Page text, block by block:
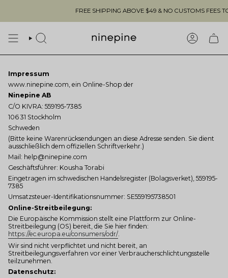
content
FREE SHIPPING ABOVE $49 & NO CUSTOMS FEES
SEARCH
Impressum
www.ninepine.com, ein Online-Shop der
Ninepine AB
C/O KIVRA: 559195-7385
106 31 Stockholm
Schweden
(Bitte keine Warenrücksendungen an diese Adresse senden. Sie dient
ausschließlich dem offiziellen Schriftverkehr.)
Mail: help@ninepine.com
Geschäftsführer: Kousha Torabi
Eingetragen im schwedischen Handelsregister (Bolagsverket), 559195-
7385
Umsatzsteuer-Identifikationsnummer: SE559195738501
Online-Streitbeilegung:
Die Europäische Kommission stellt eine Plattform zur Online-
Streitbeilegung (OS) bereit, die Sie hier finden:
https://ec.europa.eu/consumers/odr/
Wir sind nicht verpflichtet und nicht bereit, an
Streitbeilegungsverfahren vor einer Verbraucherschlichtungsstelle
teilzunehmen.
Datenschutz: